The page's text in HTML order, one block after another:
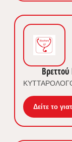
Δείτε το